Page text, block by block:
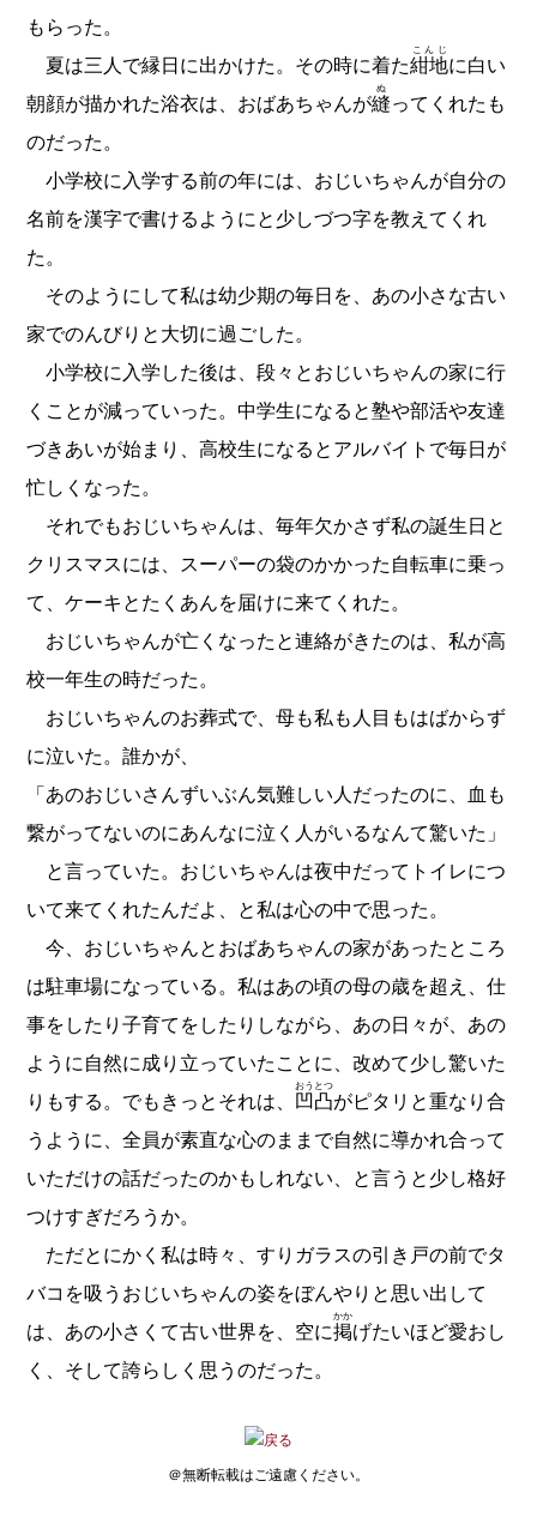
もらった。
夏は三人で縁日に出かけた。その時に着た紺地
こんじ
に白い
朝顔が描かれた浴衣は、おばあちゃんが縫
ぬ
ってくれたも
のだった。
小学校に入学する前の年には、おじいちゃんが自分の
名前を漢字で書けるようにと少しづつ字を教えてくれ
た。
そのようにして私は幼少期の毎日を、あの小さな古い
家でのんびりと大切に過ごした。
小学校に入学した後は、段々とおじいちゃんの家に行
くことが減っていった。中学生になると塾や部活や友達
づきあいが始まり、高校生になるとアルバイトで毎日が
忙しくなった。
それでもおじいちゃんは、毎年欠かさず私の誕生日と
クリスマスには、スーパーの袋のかかった自転車に乗っ
て、ケーキとたくあんを届けに来てくれた。
おじいちゃんが亡くなったと連絡がきたのは、私が高
校一年生の時だった。
おじいちゃんのお葬式で、母も私も人目もはばからず
に泣いた。誰かが、
「あのおじいさんずいぶん気難しい人だったのに、血も
繋がってないのにあんなに泣く人がいるなんて驚いた」
と言っていた。おじいちゃんは夜中だってトイレにつ
いて来てくれたんだよ、と私は心の中で思った。
今、おじいちゃんとおばあちゃんの家があったところ
は駐車場になっている。私はあの頃の母の歳を超え、仕
事をしたり子育てをしたりしながら、あの日々が、あの
ように自然に成り立っていたことに、改めて少し驚いた
りもする。でもきっとそれは、 凹凸
おうとつ
がピタリと重なり合
うように、全員が素直な心のままで自然に導かれ合って
いただけの話だったのかもしれない、と言うと少し格好
つけすぎだろうか。
ただとにかく私は時々、すりガラスの引き戸の前でタ
バコを吸うおじいちゃんの姿をぼんやりと思い出して
は、あの小さくて古い世界を、空に掲
かか
げたいほど愛おし
く、そして誇らしく思うのだった。
＠無断転載はご遠慮ください。